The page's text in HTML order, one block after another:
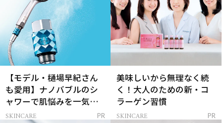
【モデル・樋場早紀さん
も愛用】ナノバブルのシ
ャワーで肌悩みを一気に
解決
SKINCARE PR
美味しいから無理なく続
く！大人のための新・コ
ラーゲン習慣
SKINCARE PR